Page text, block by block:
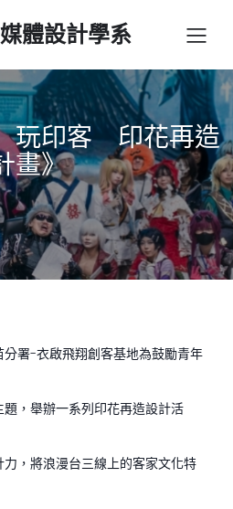
體設計學系
玩印客 印花再造
畫》
署-衣啟飛翔創客基地為鼓勵青年
，舉辦一系列印花再造設計活
，將浪漫台三線上的客家文化特